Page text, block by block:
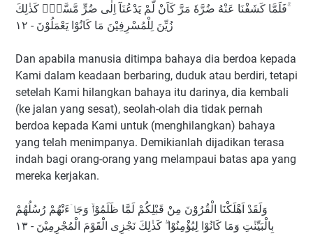
ۚفَلَمَّا كَشَفْنَا عَنْهُ ضُرَّهٗ مَرَّ كَاَنْ لَّمْ يَدْعُنَآ اِلٰى ضُرٍّ مَّسَّهٗۗ كَذٰلِكَ
زُيِّنَ لِلْمُسْرِفِيْنَ مَا كَانُوْا يَعْمَلُوْنَ - ١٢
Dan apabila manusia ditimpa bahaya dia berdoa kepada
Kami dalam keadaan berbaring, duduk atau berdiri, tetapi
setelah Kami hilangkan bahaya itu darinya, dia kembali
(ke jalan yang sesat), seolah-olah dia tidak pernah
berdoa kepada Kami untuk (menghilangkan) bahaya
yang telah menimpanya. Demikianlah dijadikan terasa
indah bagi orang-orang yang melampaui batas apa yang
mereka kerjakan.
وَلَقَدْ اَهْلَكْنَا الْقُرُوْنَ مِنْ قَبْلِكُمْ لَمَّا ظَلَمُوْاۙ وَجَاۤءَتْهُمْ رُسُلُهُمْ
بِالْبَيِّنٰتِ وَمَا كَانُوْا لِيُؤْمِنُوْا ۗ كَذٰلِكَ نَجْزِى الْقَوْمَ الْمُجْرِمِيْنَ - ١٣